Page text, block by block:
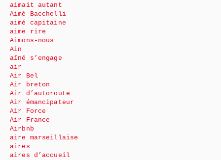
aimait autant
Aimé Bacchelli
aimé capitaine
aime rire
Aimons-nous
Ain
aîné s’engage
air
Air Bel
Air breton
Air d’autoroute
Air émancipateur
Air Force
Air France
Airbnb
aire marseillaise
aires
aires d’accueil